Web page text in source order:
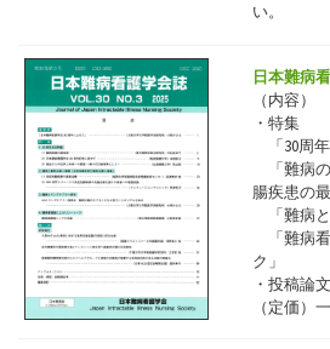
い。
日本難病
（内容）
・特集
「30周年
「難病
腸疾患の
「難病と
「難病
ク」
・投稿論文
（定価）